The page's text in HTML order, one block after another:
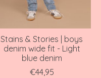
Stains & Stories | boys
denim wide fit - Light
blue denim
€44,95